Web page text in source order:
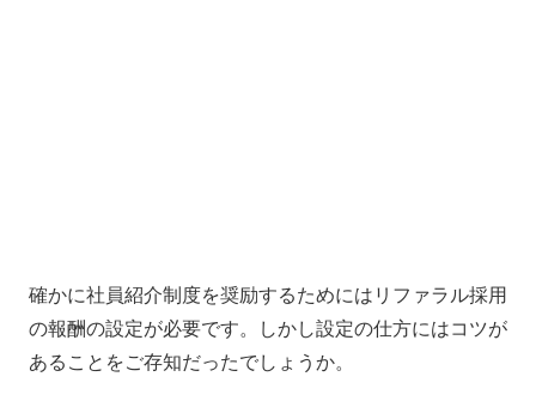
確かに社員紹介制度を奨励するためにはリファラル採用
の報酬の設定が必要です。しかし設定の仕方にはコツが
あることをご存知だったでしょうか。